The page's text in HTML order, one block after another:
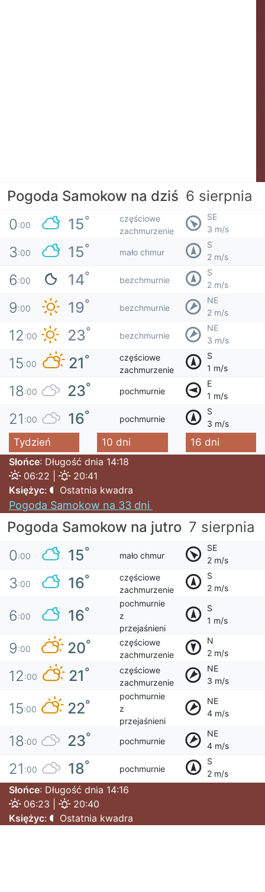
Pogoda Samokow na dziś 6 sierpnia
0:00 15°
częściowe
zachmurzenie
SE
3 m/s
3:00 15° mało chmur
S
2 m/s
6:00 14° bezchmurnie
S
2 m/s
9:00 19° bezchmurnie
NE
2 m/s
12:00 23° bezchmurnie
NE
3 m/s
15:00 21°
częściowe
zachmurzenie
S
1 m/s
18:00 23° pochmurnie
E
1 m/s
21 :00 16° pochmurnie
S
3 m/s
Tydzień 10 dni
16 dni
Słońce: Długość dnia 14:18
06:22 |
20:41
Księżyc: Ostatnia kwadra
Pogoda Samokow na 33 dni
Pogoda Samokow na jutro 7 sierpnia
0:00 15° mało chmur
SE
2 m/s
3:00 16°
częściowe
zachmurzenie
S
2 m/s
6:00 16°
pochmurnie
z
przejaśnieni
S
1 m/s
9:00 20°
częściowe
zachmurzenie
N
2 m/s
12:00 21°
częściowe
zachmurzenie
NE
3 m/s
15:00 22°
pochmurnie
z
przejaśnieni
NE
4 m/s
18:00 23° pochmurnie
NE
4 m/s
21 :00 18° pochmurnie
S
2 m/s
Słońce: Długość dnia 14:16
06:23 |
20:40
Księżyc: Ostatnia kwadra